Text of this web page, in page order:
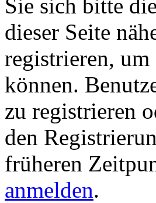
Sie sich bitte die
dieser Seite
registrieren,
können.
zu registrieren
den
früheren
anmelden.